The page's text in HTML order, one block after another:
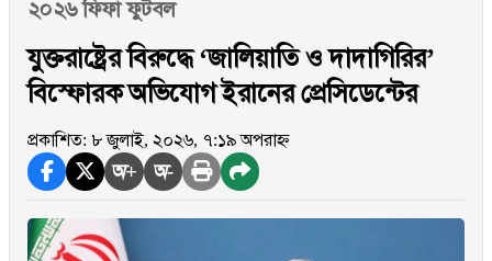
২০২৬ ফিফা ফুটবল
যুক্তরাষ্ট্রের বিরুদ্ধে ‘জালিয়াতি ও দাদাগিরির’
বিস্ফোরক অভিযোগ ইরানের প্রেসিডেন্টের
প্রকাশিত: ৮ জুলাই, ২০২৬, ৭:১৯ অপরাহ্ন
অ+ অ-